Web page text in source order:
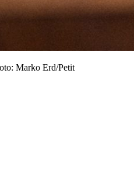
Marko Erd/Petit